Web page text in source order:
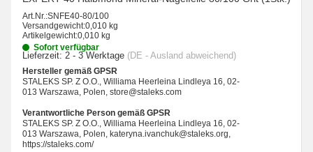
Art.Nr.:SNFE40-80/100
Versandgewicht:0,010 kg
Artikelgewicht:0,010 kg
Sofort verfügbar
Lieferzeit: 2 - 3 Werktage (DE - Ausland abweichend)
Hersteller gemäß GPSR
STALEKS SP. Z O.O., Williama Heerleina Lindleya 16, 02-
013 Warszawa, Polen, store@staleks.com
Verantwortliche Person gemäß GPSR
STALEKS SP. Z O.O., Williama Heerleina Lindleya 16, 02-
013 Warszawa, Polen, kateryna.ivanchuk@staleks.org,
https://staleks.com/